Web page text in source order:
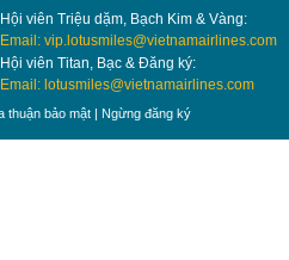
Hội viên Triệu dặm, Bạch Kim & Vàng:
Email: vip.lotusmiles@vietnamairlines.com
Hội viên Titan, Bạc & Đăng ký:
Email: lotusmiles@vietnamairlines.com
thuận bảo mật | Ngừng đăng ký